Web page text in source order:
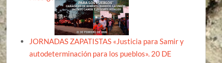
JORNADAS ZAPATISTAS «Justicia para Samir y
autodeterminación para los pueblos». 20 DE